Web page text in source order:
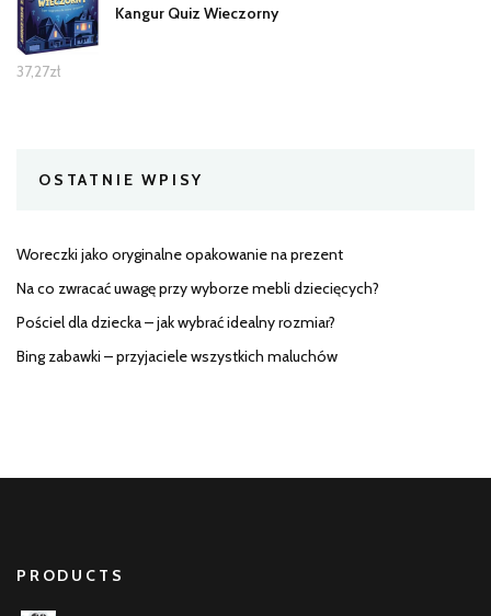
Kangur Quiz Wieczorny
37,27zł
OSTATNIE WPISY
Woreczki jako oryginalne opakowanie na prezent
Na co zwracać uwagę przy wyborze mebli dziecięcych?
Pościel dla dziecka – jak wybrać idealny rozmiar?
Bing zabawki – przyjaciele wszystkich maluchów
PRODUCTS